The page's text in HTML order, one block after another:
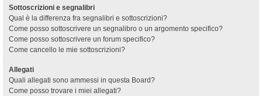
Sottoscrizioni e segnalibri
Qual è la differenza fra segnalibri e sottoscrizioni?
Come posso sottoscrivere un segnalibro o un argomento specifico?
Come posso sottoscrivere un forum specifico?
Come cancello le mie sottoscrizioni?
Allegati
Quali allegati sono ammessi in questa Board?
Come posso trovare i miei allegati?